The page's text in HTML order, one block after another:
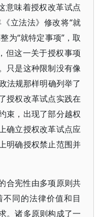
意味着授权改革试点
立法法》修改将“就
为“就特定事项”，取
但这一关于授权事项
只是这种限制没有像
法规那样明确列举了
授权改革试点实践在
束，出现了部分越权
确立授权改革试点应
明确授权禁止范围并
合宪性由多项原则共
同的法律价值和目
。诸多原则构成了一